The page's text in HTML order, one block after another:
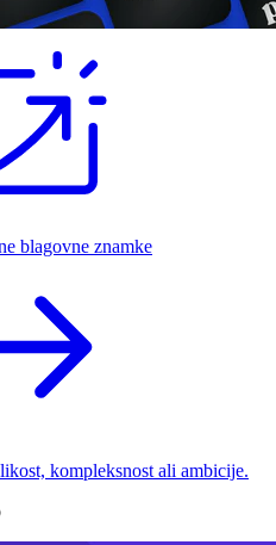
blagovne znamke
kompleksnost ali ambicije.